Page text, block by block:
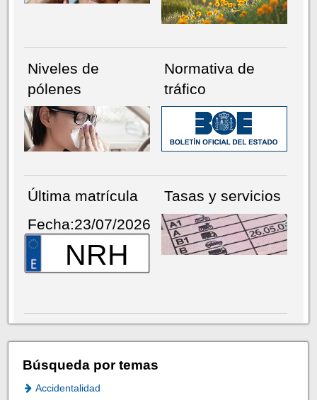
Niveles de
pólenes
Normativa de
tráfico
Última matrícula
Fecha:23/07/2026
NRH
Tasas y servicios
Búsqueda por temas
Accidentalidad